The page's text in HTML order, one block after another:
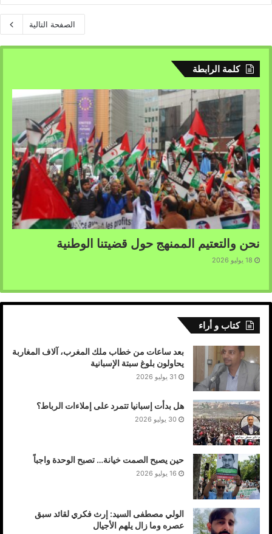
الصفحة التالية
كلمة الرابطة
نحن والتعتيم الممنهج حول قضيتنا الوطنية
18 يوليو 2026
كتاب و أراء
بعد ساعات من خطاب ملك المغرب، آلاف المغاربة
يحاولون بلوغ سبتة الإسبانية
31 يوليو 2026
هل بدأت إسبانيا تتمرد على إملاءات الرباط؟
30 يوليو 2026
حين يصبح الصمت خيانة… تصبح الوحدة واجباً
16 يوليو 2026
الولي مصطفى السيد: إرث فكري لقائد سبق
عصره وما زال يلهم الأجيال